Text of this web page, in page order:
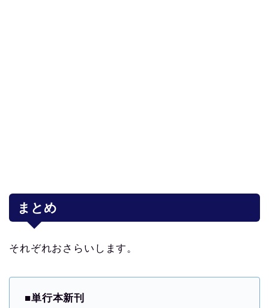
まとめ
それぞれおさらいします。
■単行本新刊